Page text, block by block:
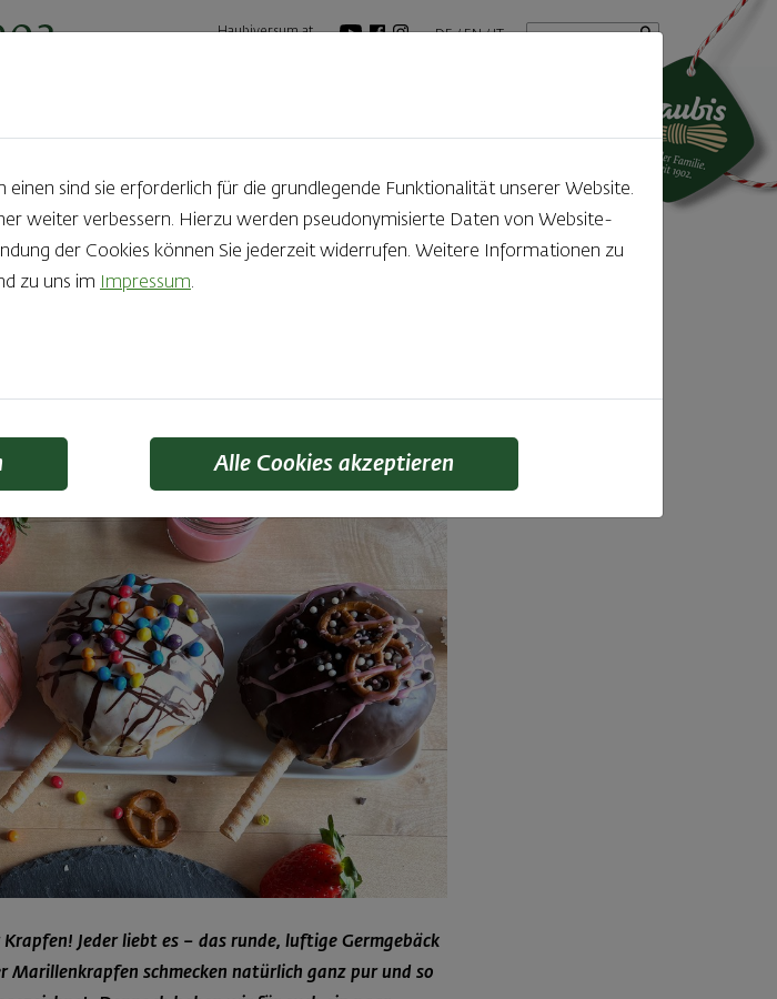
Haubiversum.at DE EN IT Suchbegriff
Wir versüßen
Jeder liebt es – das runde, luftige Germgebäck
schmecken natürlich ganz pur und so
sind sie erforderlich für die grundlegende Funktionalität unserer Website.
weiter verbessern. Hierzu werden pseudonymisierte Daten von Website-
der Cookies können Sie jederzeit widerrufen. Weitere Informationen zu
zu uns im Impressum.
Alle Cookies akzeptieren